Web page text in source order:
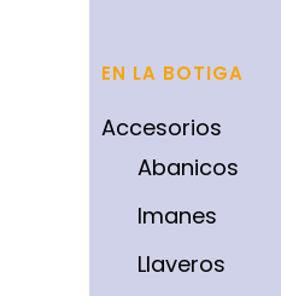
EN LA BOTIGA
Accesorios
Abanicos
Imanes
Llaveros